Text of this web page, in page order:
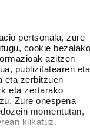
pertsonala, zure
cookie bezalako
azitzen
publizitatearen eta
eta zerbitzuen
eta zertarako
Zure onespena
momentutan,
klikatuz.